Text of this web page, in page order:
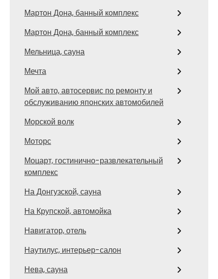
Мартон Дона, банный комплекс
Мартон Дона, банный комплекс
Мельница, сауна
Мечта
Мой авто, автосервис по ремонту и
обслуживанию японских автомобилей
Морской волк
Моторс
Моцарт, гостинично-развлекательный
комплекс
На Донгузской, сауна
На Крупской, автомойка
Навигатор, отель
Наутилус, интерьер-салон
Нева, сауна